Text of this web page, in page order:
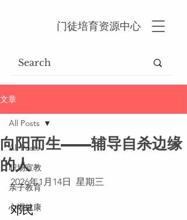
门徒培育资源中心
文章
All Posts
职场宣教
亲子教育
心理健康
All Posts
向阳而生——辅导自杀边缘
的人
2026年1月14日  星期三
邓民